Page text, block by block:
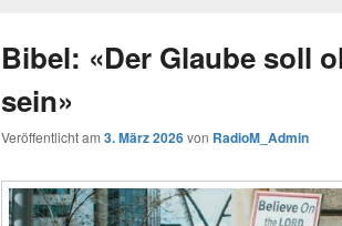
Bibel: «Der Glaube soll
sein»
Veröffentlicht am 3. März 2026von RadioM_Admin